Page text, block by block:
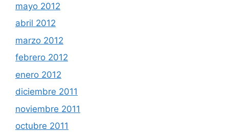
mayo 2012
abril 2012
marzo 2012
febrero 2012
enero 2012
diciembre 2011
noviembre 2011
octubre 2011